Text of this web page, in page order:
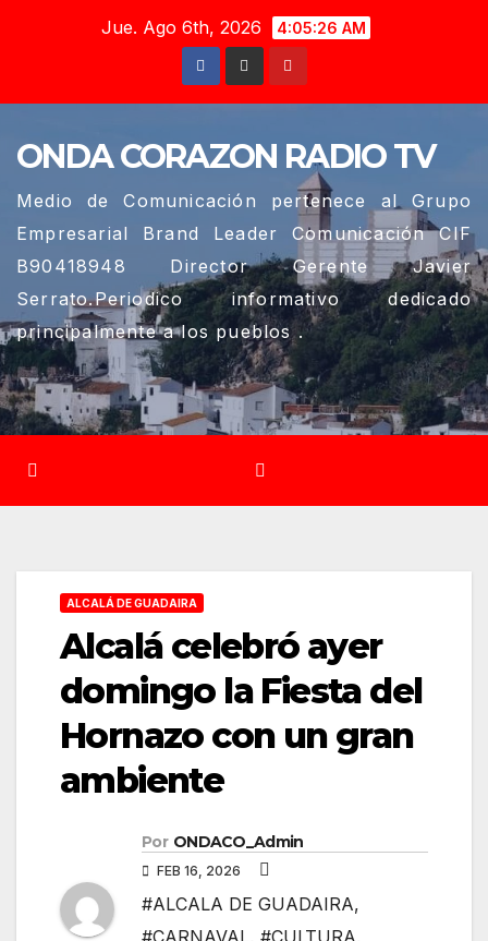
Jue. Ago 6th, 2026 4:05:27 AM
ONDA CORAZON RADIO TV
Medio de Comunicación pertenece al Grupo
Empresarial Brand Leader Comunicación CIF
B90418948 Director Gerente Javier
Serrato.Periodico informativo dedicado
principalmente a los pueblos .
ALCALÁ DE GUADAIRA
Alcalá celebró ayer
domingo la Fiesta del
Hornazo con un gran
ambiente
Por ONDACO_Admin
FEB 16, 2026
#ALCALA DE GUADAIRA,